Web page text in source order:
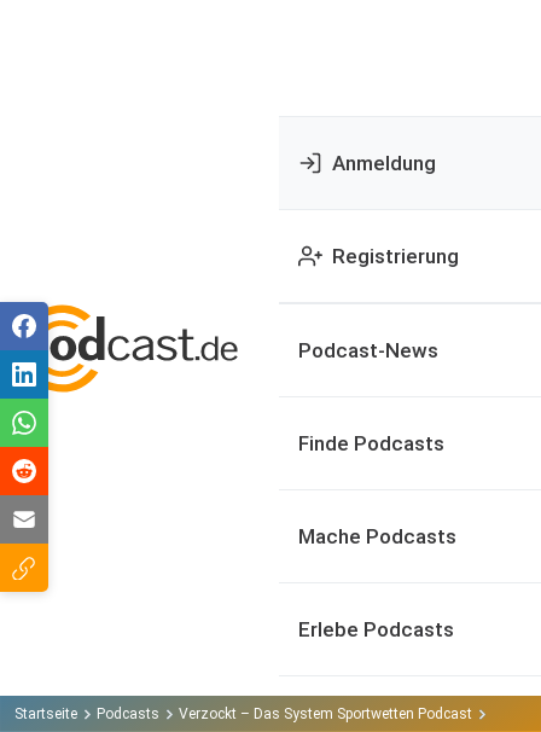
Anmeldung
Registrierung
Podcast-News
Finde Podcasts
Mache Podcasts
Erlebe Podcasts
Startseite Podcasts Verzockt – Das System Sportwetten Podcast